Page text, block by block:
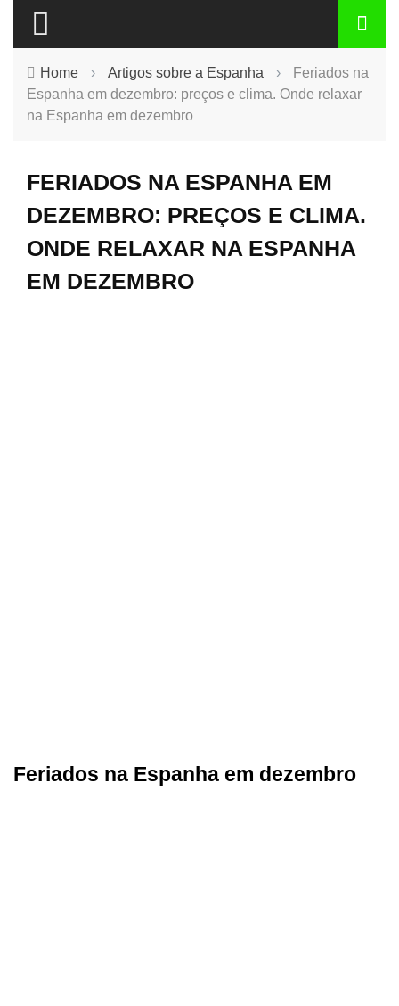
Home › Artigos sobre a Espanha ›
Feriados na
Espanha em dezembro: preços e clima. Onde relaxar
na Espanha em dezembro
FERIADOS NA ESPANHA EM
DEZEMBRO: PREÇOS E CLIMA.
ONDE RELAXAR NA ESPANHA
EM DEZEMBRO
Feriados na Espanha em dezembro